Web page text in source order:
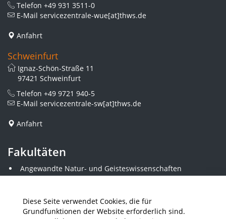
Diese Seite verwendet Cookies, die für
Grundfunktionen der Website erforderlich sind.
Telefon +49 931 3511-0
E-Mail servicezentrale-wue[at]thws.de
Anfahrt
Schweinfurt
Ignaz-Schön-Straße 11
97421 Schweinfurt
Telefon +49 9721 940-5
E-Mail servicezentrale-sw[at]thws.de
Anfahrt
Fakultäten
Angewandte Natur- und Geisteswissenschaften
Angewandte Sozialwissenschaften
Elektrotechnik
Gestaltung